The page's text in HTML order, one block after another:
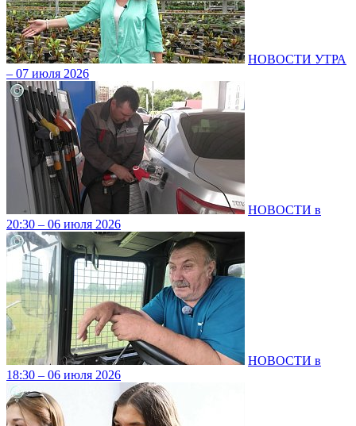
НОВОСТИ УТРА
– 07 июля 2026
НОВОСТИ в
20:30 – 06 июля 2026
НОВОСТИ в
18:30 – 06 июля 2026